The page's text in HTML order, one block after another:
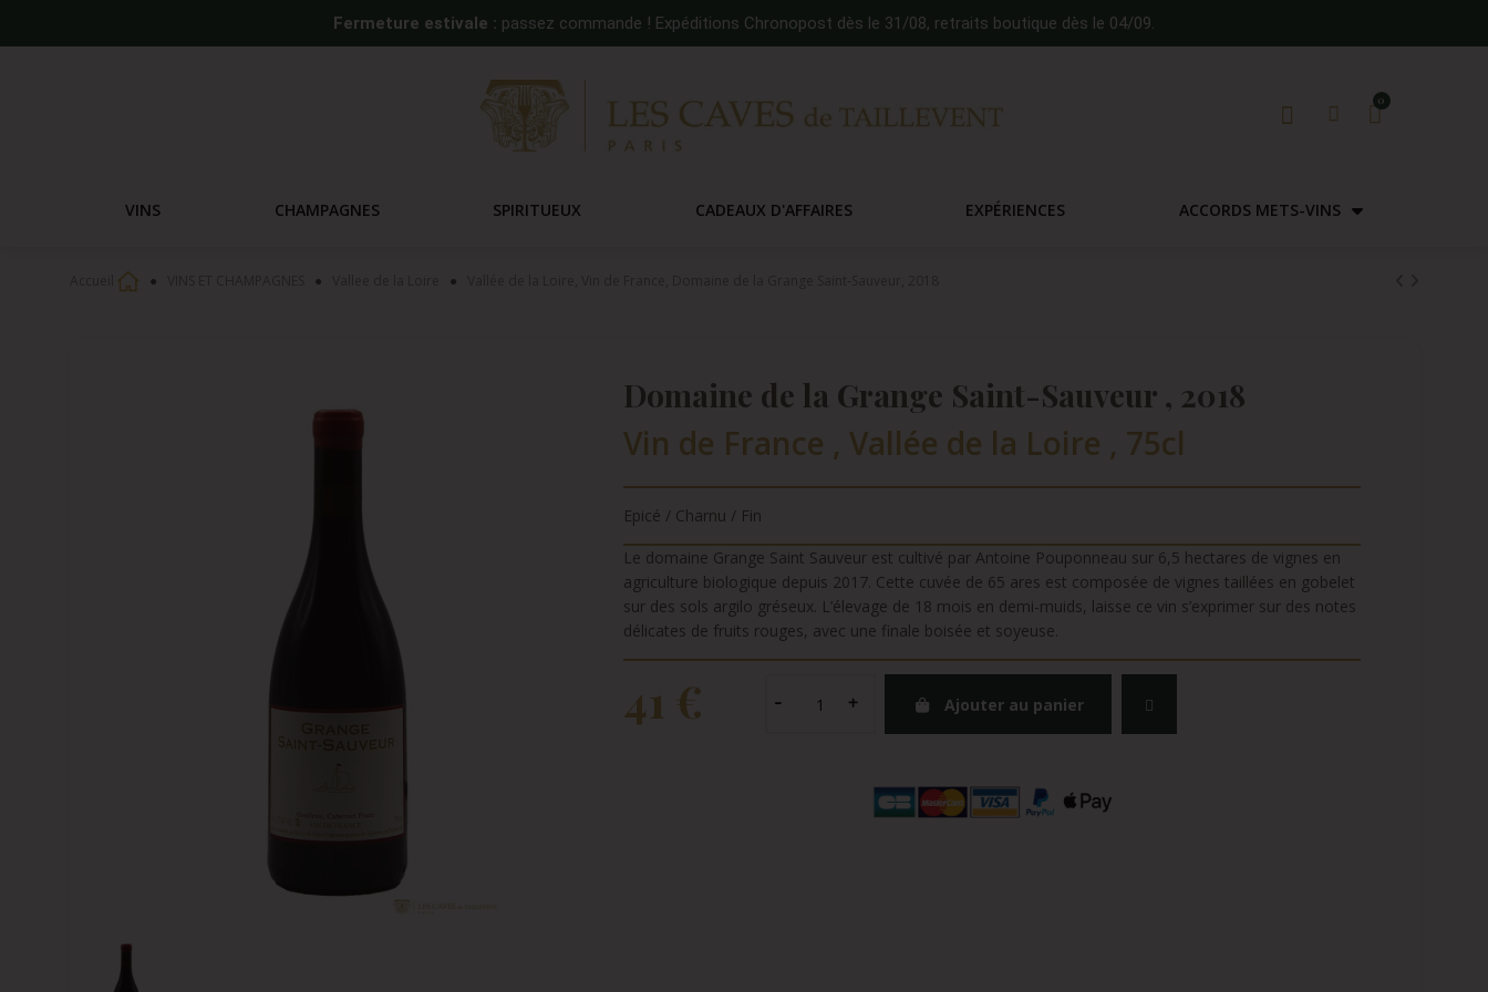
Fermeture estivale : passez commande ! Expéditions Chronopost dès le 31/08, retraits boutique dès le 04/09.
VINS CHAMPAGNES SPIRITUEUX CADEAUX D'AFFAIRES EXPÉRIENCES ACCORDS METS-VINS
Domaine de la Grange Saint-Sauveur , 2018
Vin de France , Vallée de la Loire , 75cl
Epicé / Charnu / Fin
Le domaine Grange Saint Sauveur est cultivé par Antoine Pouponneau sur 6,5 hectares de vignes en
agriculture biologique depuis 2017. Cette cuvée de 65 ares est composée de vignes taillées en gobelet
sur des sols argilo gréseux. L’élevage de 18 mois en demi-muids, laisse ce vin s’exprimer sur des notes
délicates de fruits rouges, avec une finale boisée et soyeuse.
41 € Ajouter au panier